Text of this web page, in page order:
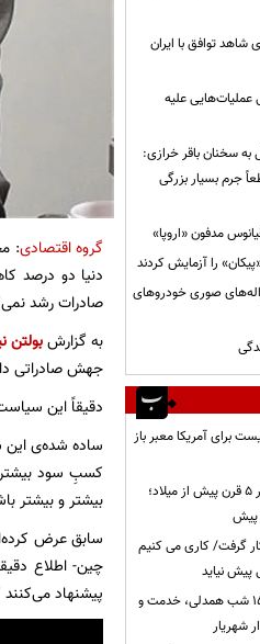
گروه اقتصادی:
صادرات رشد
به گزارشبولتن
جهش صادراتی
دقیقاً این
ساده شده‌ی این
کسبِ سود
بیشتر و بیشتر
سابق عرض
چین- اطلاع
پیشنهاد
توافق با ایران
طی عملیات‌هایی علیه
به سخنان باقر خرازی:
جرم بسیار بزرگی
مدفون «اروپا»
را آزمایش کردند
صوری خودروهای
برای آمریکا معبر باز
گستره امپراتوری ایران در ۵ قرن پیش از میلاد؛
کار گرفت/ کاری می کنیم
نیاید
موکب شهدای رزکان؛ ۱۵۲ شب همدلی، خدمت و
شهریار